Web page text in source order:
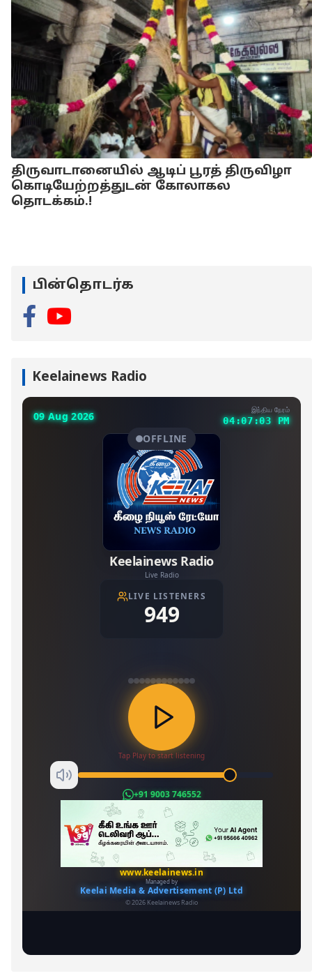
திருவாடானையில் ஆடிப் பூரத் திருவிழா
கொடியேற்றத்துடன் கோலாகல
தொடக்கம்.!
பின்தொடர்க
Keelainews Radio